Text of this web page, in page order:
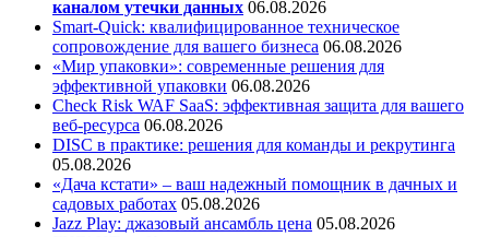
каналом утечки данных 06.08.2026
Smart-Quick: квалифицированное техническое
сопровождение для вашего бизнеса 06.08.2026
«Мир упаковки»: современные решения для
эффективной упаковки 06.08.2026
Check Risk WAF SaaS: эффективная защита для вашего
веб-ресурса 06.08.2026
DISC в практике: решения для команды и рекрутинга
05.08.2026
«Дача кстати» – ваш надежный помощник в дачных и
садовых работах 05.08.2026
Jazz Play: джазовый ансамбль цена 05.08.2026